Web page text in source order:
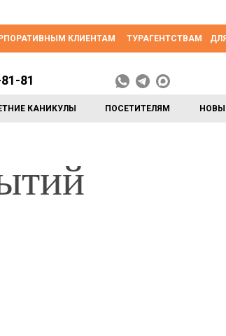
КЛИЕНТАМ ТУРАГЕНТСТВАМ
КАНИКУЛЫ ПОСЕТИТЕЛЯМ
81